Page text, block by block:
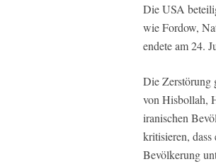
Die USA
wie Fordow,
endete am 24.
Die Zerstörung
von Hisbollah,
iranischen
kritisieren,
Bevölkerung